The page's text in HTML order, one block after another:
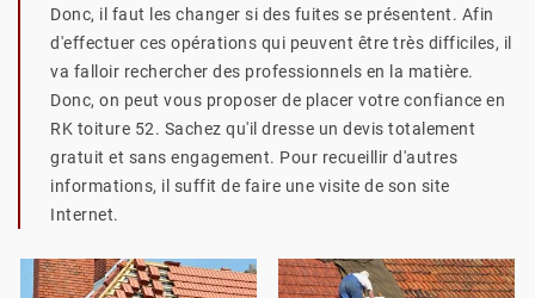
Donc, il faut les changer si des fuites se présentent. Afin
d'effectuer ces opérations qui peuvent être très difficiles, il
va falloir rechercher des professionnels en la matière.
Donc, on peut vous proposer de placer votre confiance en
RK toiture 52. Sachez qu'il dresse un devis totalement
gratuit et sans engagement. Pour recueillir d'autres
informations, il suffit de faire une visite de son site
Internet.